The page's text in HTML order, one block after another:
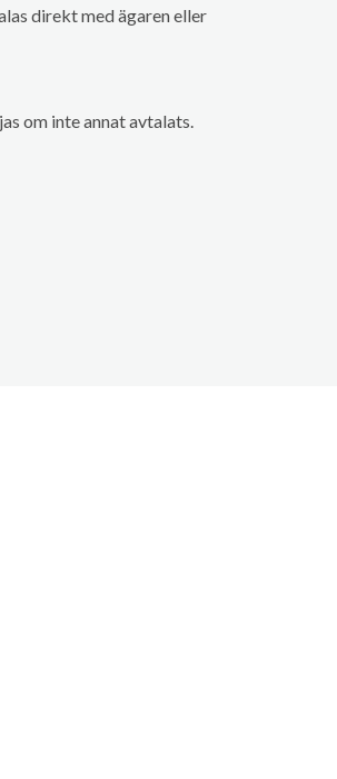
direkt med ägaren eller
om inte annat avtalats.